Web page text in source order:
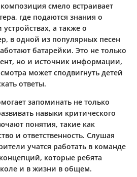
смело встраивает
где подаются знания о
а также о
в одной из популярных песен
батарейки. Это не только
но и источник информации,
может сподвигнуть детей
ответы.
запоминать не только
навыки критического
понятия, такие как
и ответственность. Слушая
учатся работать в команде
которые ребята
и в жизни в общем.